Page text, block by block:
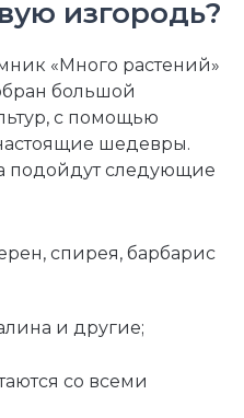
изгородь?
«Много растений»
большой
с помощью
шедевры.
подойдут следующие
спирея, барбарис
и другие;
со всеми